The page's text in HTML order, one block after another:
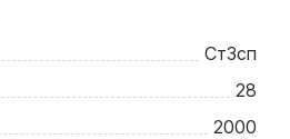
Ст3сп
28
2000